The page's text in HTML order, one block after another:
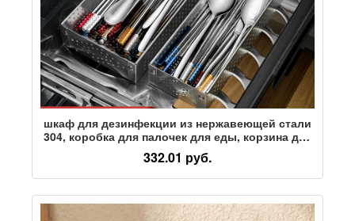
шкаф для дезинфекции из нержавеющей стали
304, коробка для палочек для еды, корзина для
быстрого приготовления, ложка, посуда,
бытовая кухонная сливная клетка для палочек
для еды
332.01 руб.